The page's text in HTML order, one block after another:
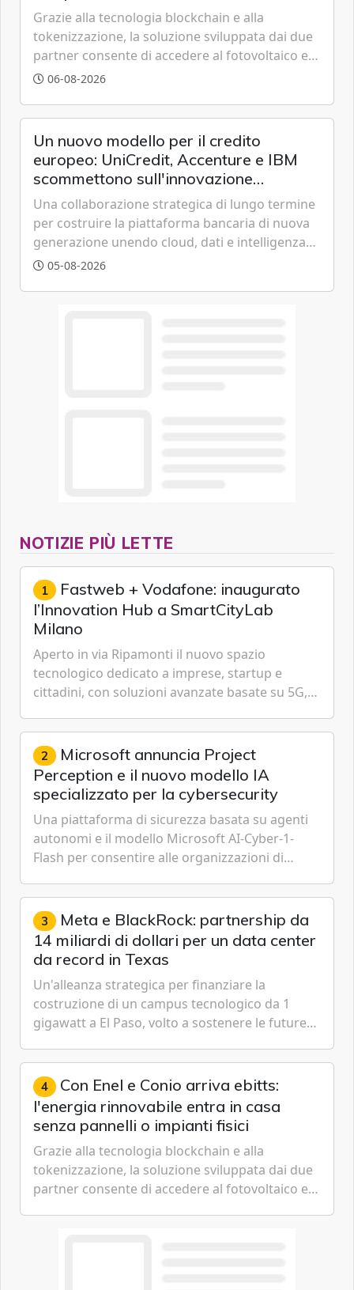
Grazie alla tecnologia blockchain e alla
tokenizzazione, la soluzione sviluppata dai due
partner consente di accedere al fotovoltaico e
all'eolico ottenendo risparmi diretti in bolletta,
06-08-2026
Un nuovo modello per il credito
europeo: UniCredit, Accenture e IBM
scommettono sull'innovazione
tecnologica
Una collaborazione strategica di lungo termine
per costruire la piattaforma bancaria di nuova
generazione unendo cloud, dati e intelligenza
artificiale.
05-08-2026
NOTIZIE PIÙ LETTE
1 Fastweb + Vodafone: inaugurato
l’Innovation Hub a SmartCityLab
Milano
Aperto in via Ripamonti il nuovo spazio
tecnologico dedicato a imprese, startup e
cittadini, con soluzioni avanzate basate su 5G,
Cybersecurity.
2 Microsoft annuncia Project
Perception e il nuovo modello IA
specializzato per la cybersecurity
Una piattaforma di sicurezza basata su agenti
autonomi e il modello Microsoft AI-Cyber-1-
Flash per consentire alle organizzazioni di
gestione continua del rischio.
3 Meta e BlackRock: partnership da
14 miliardi di dollari per un data center
da record in Texas
Un'alleanza strategica per finanziare la
costruzione di un campus tecnologico da 1
gigawatt a El Paso, volto a sostenere le future
artificiale dell'azienda di Mark Zuckerberg.
4 Con Enel e Conio arriva ebitts:
l'energia rinnovabile entra in casa
senza pannelli o impianti fisici
Grazie alla tecnologia blockchain e alla
tokenizzazione, la soluzione sviluppata dai due
partner consente di accedere al fotovoltaico e